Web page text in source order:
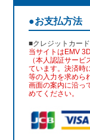
●お支払方法
■クレジットカー
当サイトはEMV
（本人認証サービ
ています。決済時
等の入力を求めら
画面の案内に沿っ
めてください。